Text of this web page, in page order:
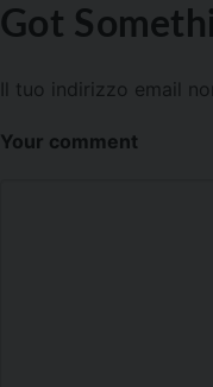
Got
Il tuo indirizzo email
Your comment